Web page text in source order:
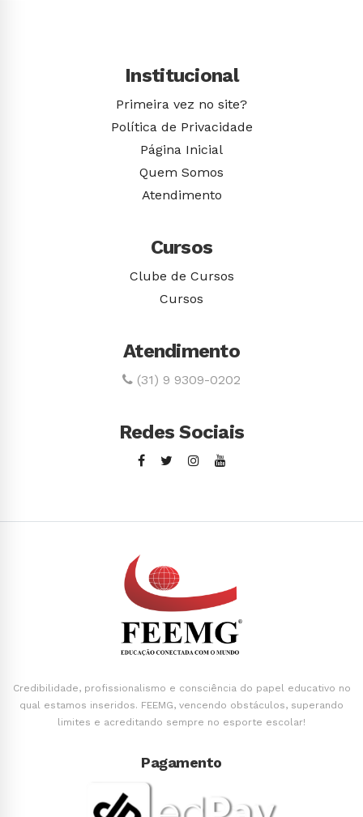
Institucional
Primeira vez no site?
Política de Privacidade
Página Inicial
Quem Somos
Atendimento
Cursos
Clube de Cursos
Cursos
Atendimento
(31) 9 9309-0202
Redes Sociais
Credibilidade, profissionalismo e consciência do papel educativo no
qual estamos inseridos. FEEMG, vencendo obstáculos, superando
limites e acreditando sempre no esporte escolar!
Pagamento